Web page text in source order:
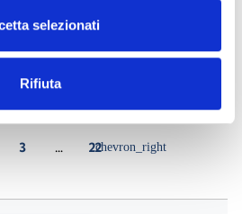
selezionati
Rifiuta
3 … 22chevron_right